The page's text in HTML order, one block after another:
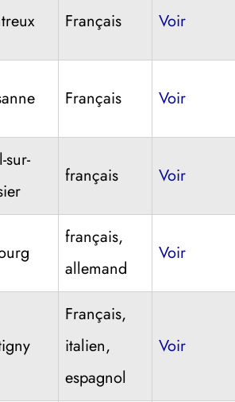
Français Voir
Français Voir
sur-
français Voir
français,
allemand
Voir
Français,
italien,
espagnol
Voir